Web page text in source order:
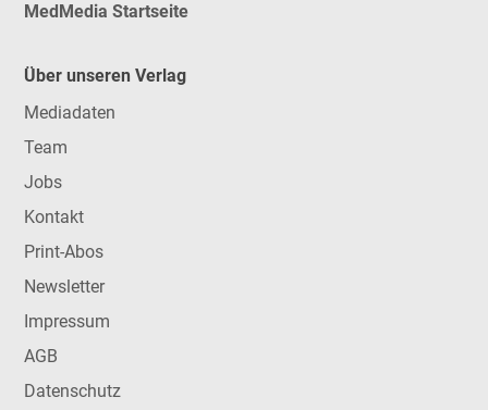
MedMedia Startseite
Über unseren Verlag
Mediadaten
Team
Jobs
Kontakt
Print-Abos
Newsletter
Impressum
AGB
Datenschutz